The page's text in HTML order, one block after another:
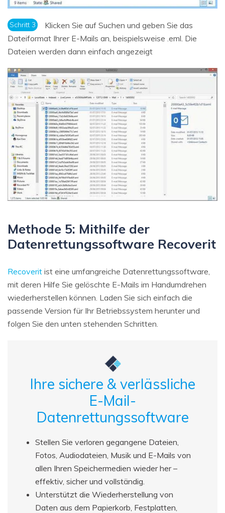
Schritt 3
Klicken Sie auf Suchen und geben Sie das
Dateiformat Ihrer E-Mails an, beispielsweise .eml. Die
Dateien werden dann einfach angezeigt
Methode 5: Mithilfe der
Datenrettungssoftware Recoverit
Recoverit ist eine umfangreiche Datenrettungssoftware,
mit deren Hilfe Sie gelöschte E-Mails im Handumdrehen
wiederherstellen können. Laden Sie sich einfach die
passende Version für Ihr Betriebssystem herunter und
folgen Sie den unten stehenden Schritten.
Ihre sichere & verlässliche
E-Mail-
Datenrettungssoftware
Stellen Sie verloren gegangene Dateien,
Fotos, Audiodateien, Musik und E-Mails von
allen Ihren Speichermedien wieder her –
effektiv, sicher und vollständig.
Unterstützt die Wiederherstellung von
Daten aus dem Papierkorb, Festplatten,